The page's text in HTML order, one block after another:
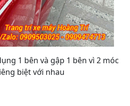
1 bên và gập 1 bên vì 2 móc
biệt với nhau